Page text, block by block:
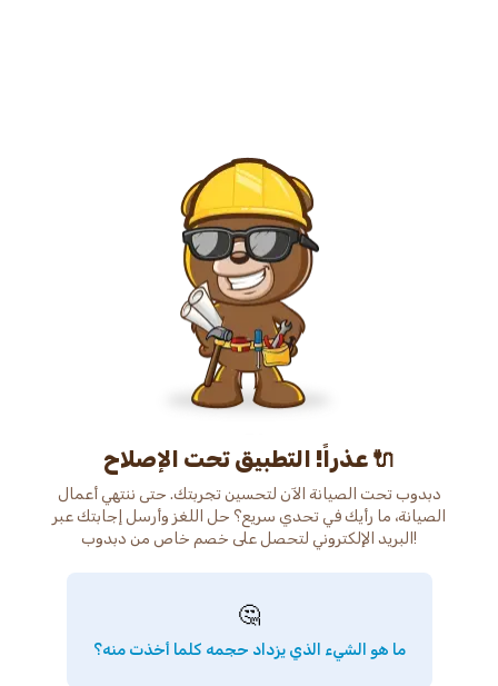
عذراً! التطبيق تحت الإصلاح 🔌
دبدوب تحت الصيانة الآن لتحسين تجربتك. حتى ننتهي أعمال
الصيانة، ما رأيك في تحدي سريع؟ حل اللغز وأرسل إجابتك عبر
البريد الإلكتروني لتحصل على خصم خاص من دبدوب!
🤔
ما هو الشيء الذي يزداد حجمه كلما أخذت منه؟